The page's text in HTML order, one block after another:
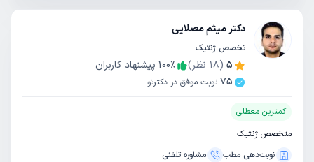
دکتر میثم مصلایی
تخصص ژنتیک
5
(
18 نظر) 100٪
پیشنهاد کاربران
75 نوبت موفق در دکترتو
کمترین معطلی
متخصص ژنتیک
نوبت‌دهی مطب
مشاوره‌ تلفنی